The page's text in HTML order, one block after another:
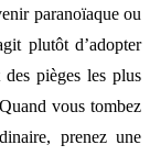
paranoïaque ou
plutôt d’adopter
pièges les plus
vous tombez
prenez une